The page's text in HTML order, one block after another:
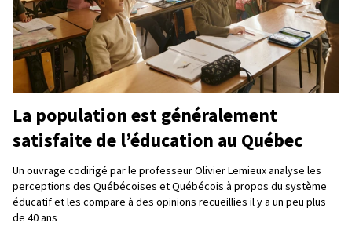
La population est généralement
satisfaite de l’éducation au Québec
Un ouvrage codirigé par le professeur Olivier Lemieux analyse les
perceptions des Québécoises et Québécois à propos du système
éducatif et les compare à des opinions recueillies il y a un peu plus
de 40 ans